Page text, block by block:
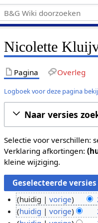
Nicolette
Pagina Overleg
Logboek voor deze pagina
Naar versies
Selectie voor verschillen:
Verklaring afkortingen:
kleine wijziging.
2
huidig vorige
G
e
huidig vorige